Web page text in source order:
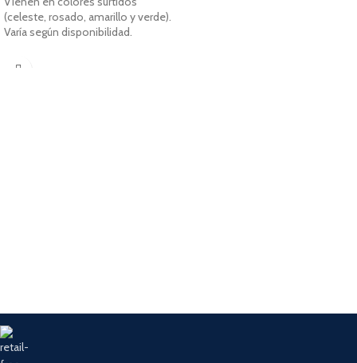
(celeste, rosado, amarillo y verde).
Varía según disponibilidad.